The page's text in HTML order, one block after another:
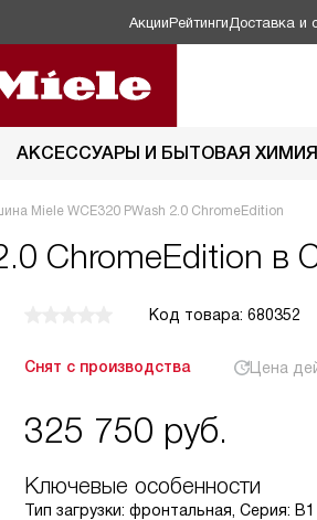
АкцииРейтинги Доставка и
АКСЕССУАРЫ И БЫТОВАЯ ХИМИЯ
Miele WCE320 PWash 2.0 ChromeEdition
ChromeEdition в
Код товара: 680352
Снят с производства Цена
325 750 руб.
Ключевые особенности
Тип загрузки: фронтальная, Серия: